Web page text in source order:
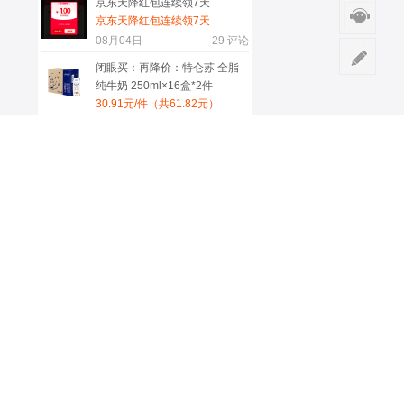
京东天降红包连续领7天
京东天降红包连续领7天
08月04日
29 评论
闭眼买：再降价：特仑苏 全脂
纯牛奶 250ml×16盒*2件
30.91元/件（共61.82元）